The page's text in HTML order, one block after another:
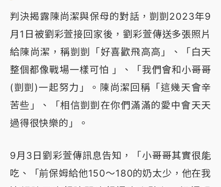
判決揭露陳尚潔與保母的對話，剴剴2023年9
月1日被劉彩萱接回家後，劉彩萱傳送多張照片
給陳尚潔，稱剴剴「好喜歡飛高高」、「白天
整個都像戰場一樣可怕 」、「我們會和小哥哥
(剴剴)一起努力」。陳尚潔回稱「這幾天會辛
苦些」、「相信剴剴在你們滿滿的愛中會天天
過得很快樂的」。
9月3日劉彩萱傳訊息告知，「小哥哥其實很能
吃、「前保姆給他150～180的奶太少，他在我